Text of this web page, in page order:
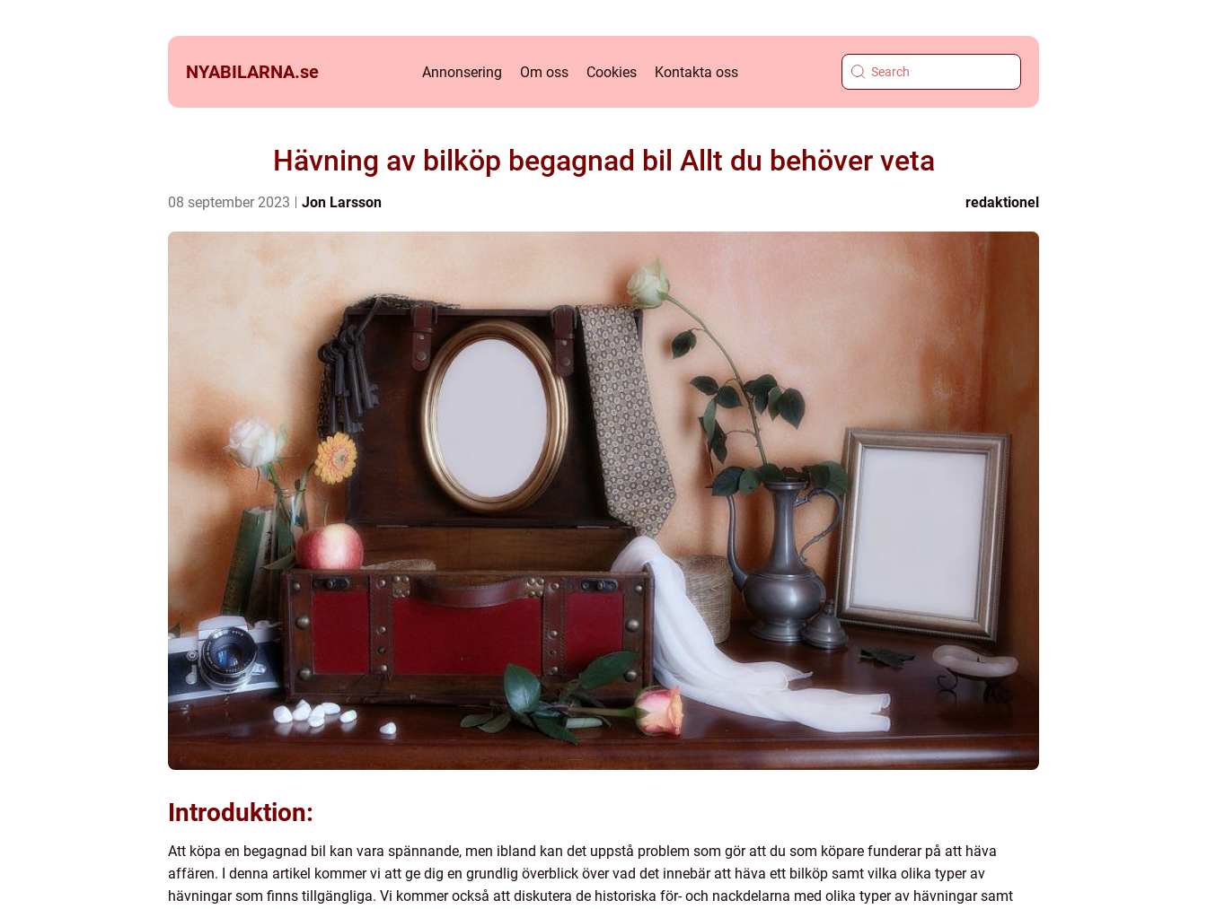
NYABILARNA.se Annonsering Om oss Cookies Kontakta oss
Hävning av bilköp begagnad bil Allt du behöver veta
08 september 2023 Jon Larsson redaktionel
Introduktion:
Att köpa en begagnad bil kan vara spännande, men ibland kan det uppstå problem som gör att du som köpare funderar på att häva
affären. I denna artikel kommer vi att ge dig en grundlig överblick över vad det innebär att häva ett bilköp samt vilka olika typer av
hävningar som finns tillgängliga. Vi kommer också att diskutera de historiska för- och nackdelarna med olika typer av hävningar samt